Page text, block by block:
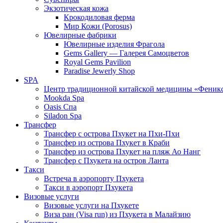
Экзотическая кожа
Крокодиловая ферма
Мир Кожи (Porosus)
Ювелирные фабрики
Ювелирные изделия Фрагола
Gems Gallery — Галерея Самоцветов
Royal Gems Pavilion
Paradise Jewerly Shop
SPA
Центр традиционной китайской медицины
Mookda Spa
Oasis Спа
Siladon Spa
Трансфер
Трансфер с острова Пхукет на Пхи-Пхи
Трансфер из острова Пхукет в Краби
Трансфер из острова Пхукет на пляж Ао Нанг
Трансфер с Пхукета на остров Ланта
Такси
Встреча в аэропорту Пхукета
Такси в аэропорт Пхукета
Визовые услуги
Визовые услуги на Пхукете
Виза ран (Visa run) из Пхукета в Малайзию